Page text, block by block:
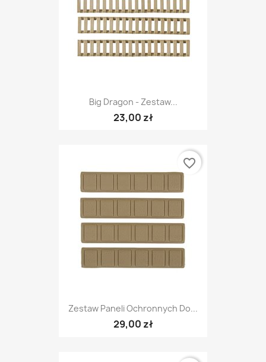
Big Dragon - Zestaw...
23,00 zł
Zestaw Paneli Ochronnych Do...
29,00 zł
favorite_border